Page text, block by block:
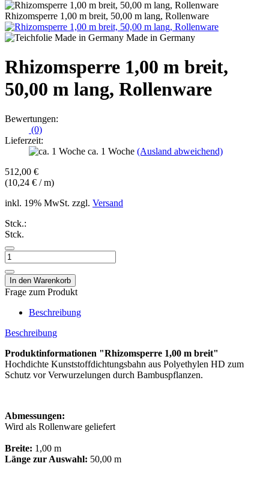
Rhizomsperre 1,00 m breit, 50,00 m lang, Rollenware
Made in Germany
Rhizomsperre 1,00 m breit,
50,00 m lang, Rollenware
Bewertungen:
(0)
Lieferzeit:
ca. 1 Woche (Ausland abweichend)
512,00 €
(10,24 € / m)
inkl. 19% MwSt. zzgl. Versand
Stck.:
Stck.
Frage zum Produkt
Beschreibung
Beschreibung
Produktinformationen "Rhizomsperre 1,00 m breit"
Hochdichte Kunststoffdichtungsbahn aus Polyethylen HD zum
Schutz vor Verwurzelungen durch Bambuspflanzen.
Abmessungen:
Wird als Rollenware geliefert
Breite: 1,00 m
Länge zur Auswahl: 50,00 m